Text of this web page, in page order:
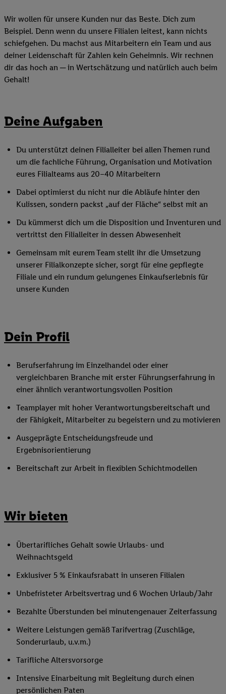
Wir wollen für unsere Kunden nur das Beste. Dich zum
Beispiel. Denn wenn du unsere Filialen leitest, kann nichts
schiefgehen. Du machst aus Mitarbeitern ein Team und aus
deiner Leidenschaft für Zahlen kein Geheimnis. Wir rechnen
dir das hoch an ─ in Wertschätzung und natürlich auch beim
Gehalt!
Deine Aufgaben
Du unterstützt deinen Filialleiter bei allen Themen rund
um die fachliche Führung, Organisation und Motivation
eures Filialteams aus 20–40 Mitarbeitern
Dabei optimierst du nicht nur die Abläufe hinter den
Kulissen, sondern packst „auf der Fläche“ selbst mit an
Du kümmerst dich um die Disposition und Inventuren und
vertrittst den Filialleiter in dessen Abwesenheit
Gemeinsam mit eurem Team stellt ihr die Umsetzung
unserer Filialkonzepte sicher, sorgt für eine gepflegte
Filiale und ein rundum gelungenes Einkaufserlebnis für
unsere Kunden
Dein Profil
Berufserfahrung im Einzelhandel oder einer
vergleichbaren Branche mit erster Führungserfahrung in
einer ähnlich verantwortungsvollen Position
Teamplayer mit hoher Verantwortungsbereitschaft und
der Fähigkeit, Mitarbeiter zu begeistern und zu motivieren
Ausgeprägte Entscheidungsfreude und
Ergebnisorientierung
Bereitschaft zur Arbeit in flexiblen Schichtmodellen
Wir bieten
Übertarifliches Gehalt sowie Urlaubs- und
Weihnachtsgeld
Exklusiver 5 % Einkaufsrabatt in unseren Filialen
Unbefristeter Arbeitsvertrag und 6 Wochen Urlaub/Jahr
Bezahlte Überstunden bei minutengenauer Zeiterfassung
Weitere Leistungen gemäß Tarifvertrag (Zuschläge,
Sonderurlaub, u.v.m.)
Tarifliche Altersvorsorge
Intensive Einarbeitung mit Begleitung durch einen
persönlichen Paten